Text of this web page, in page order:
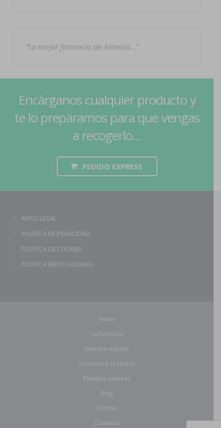
La mejor farmacia de Almería…
Encárganos cualquier producto y
te lo preparamos para que vengas
a recogerlo...
PEDIDO EXPRESS
AVISO LEGAL
POLÍTICA DE PRIVACIDAD
POLÍTICA DE COOKIES
POLÍTICA REDES SOCIALES
Home
La farmacia
Nuestro equipo
Servicios y reservas
Pedidos express
Blog
Ofertas
Contacto